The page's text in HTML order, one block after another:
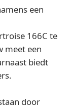
een
166C te
meet een
biedt
door